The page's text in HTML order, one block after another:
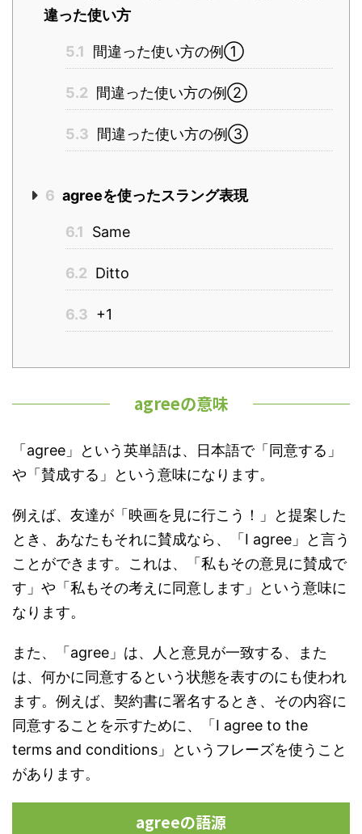
違った使い方
5.1 間違った使い方の例①
5.2 間違った使い方の例②
5.3 間違った使い方の例③
6 agreeを使ったスラング表現
6.1 Same
6.2 Ditto
6.3 +1
agreeの意味
「agree」という英単語は、日本語で「同意する」
や「賛成する」という意味になります。
例えば、友達が「映画を見に行こう！」と提案した
とき、あなたもそれに賛成なら、「I agree」と言う
ことができます。これは、「私もその意見に賛成で
す」や「私もその考えに同意します」という意味に
なります。
また、「agree」は、人と意見が一致する、また
は、何かに同意するという状態を表すのにも使われ
ます。例えば、契約書に署名するとき、その内容に
同意することを示すために、「I agree to the
terms and conditions」というフレーズを使うこと
があります。
agreeの語源